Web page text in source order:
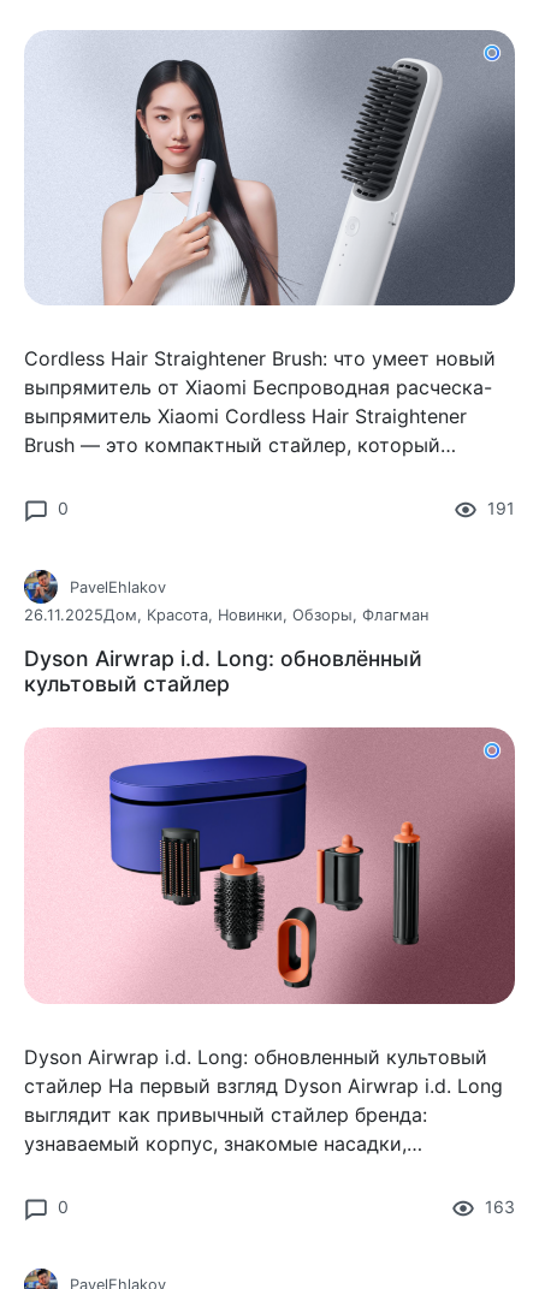
Cordless Hair Straightener Brush: что умеет новый
выпрямитель от Xiaomi Беспроводная расческа-
выпрямитель Xiaomi Cordless Hair Straightener
Brush — это компактный стайлер, который
полноценного выпрямителя.
191
0
PavelEhlakov
26.11.2025Дом, Красота, Новинки, Обзоры, Флагман
Dyson Airwrap i.d. Long: обновлённый
культовый стайлер
Dyson Airwrap i.d. Long: обновленный культовый
стайлер На первый взгляд Dyson Airwrap i.d. Long
выглядит как привычный стайлер бренда:
узнаваемый корпус, знакомые насадки,
«
163
0
PavelEhlakov